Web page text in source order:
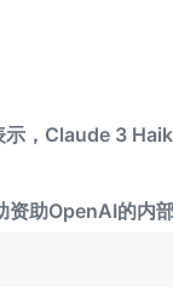
，Claude 3
资助OpenAI的内部